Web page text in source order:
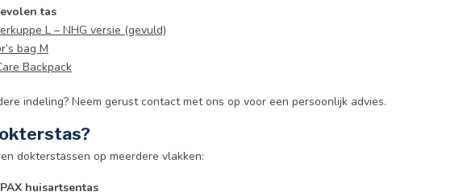
tas
L – NHG versie (gevuld)
bag M
Backpack
indeling? Neem gerust contact met ons op voor een persoonlijk advies.
dokterstassen op meerdere vlakken:
PAX huisartsentas